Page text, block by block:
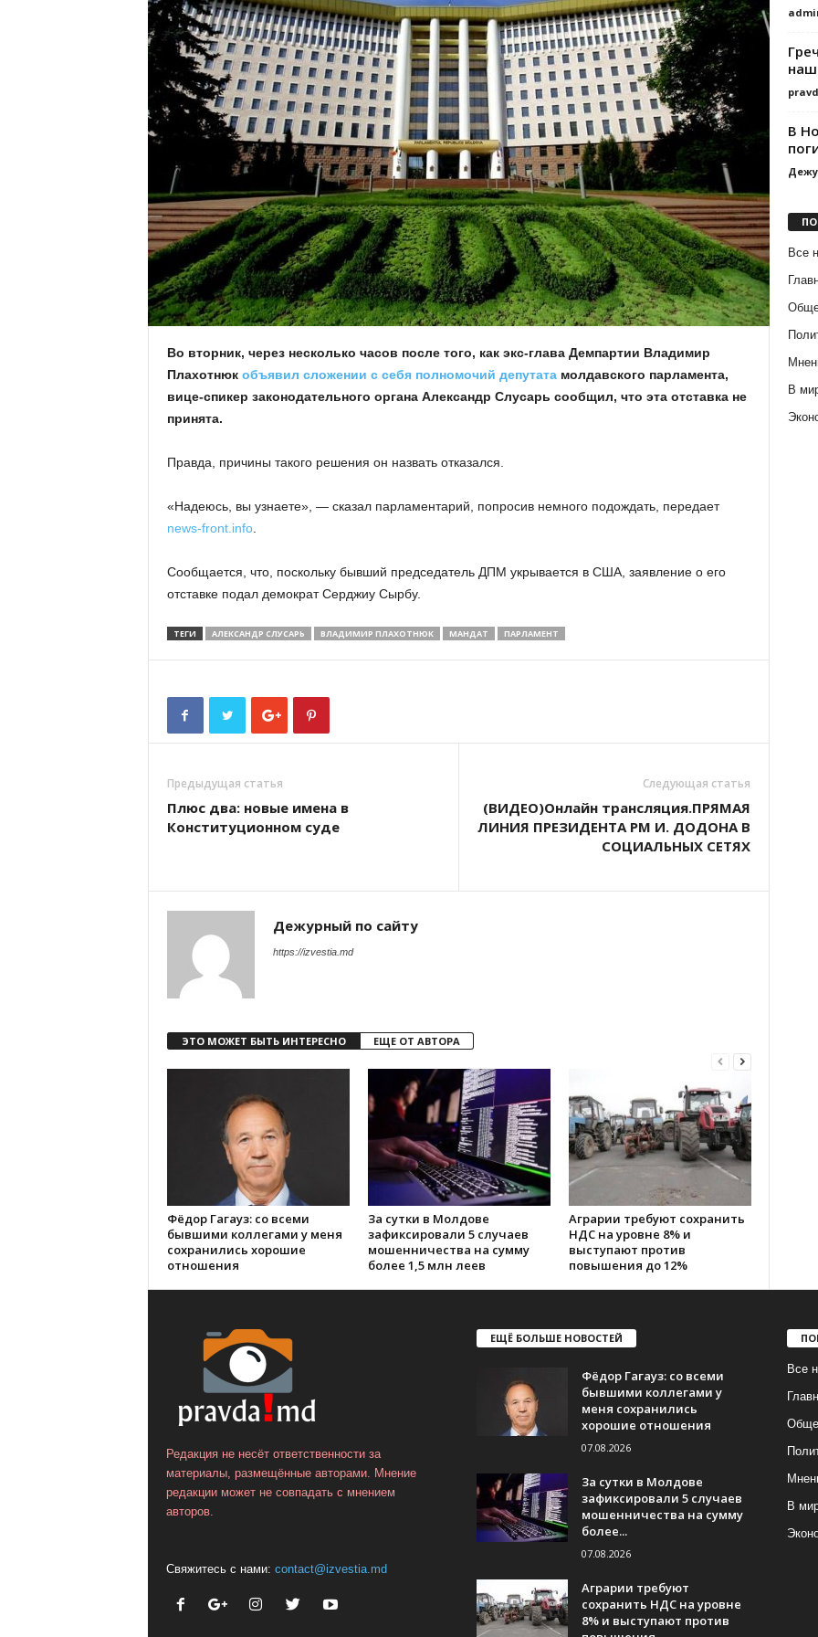
Во вторник, через несколько часов после того, как экс-глава Демпартии Владимир
Плахотнюк объявил сложении с себя полномочий депутатамолдавского парламента,
вице-спикер законодательного органа Александр Слусарь сообщил, что эта отставка не
принята.
Правда, причины такого решения он назвать отказался.
«Надеюсь, вы узнаете», — сказал парламентарий, попросив немного подождать, передает
news-front.info.
Сообщается, что, поскольку бывший председатель ДПМ укрывается в США, заявление о его
отставке подал демократ Серджиу Сырбу.
ТЕГИ АЛЕКСАНДР СЛУСАРЬ ВЛАДИМИР ПЛАХОТНЮК МАНДАТ ПАРЛАМЕНТ
Предыдущая статья
Плюс два: новые имена в
Конституционном суде
Следующая статья
(ВИДЕО)Онлайн трансляция.ПРЯМАЯ
ЛИНИЯ ПРЕЗИДЕНТА РМ И. ДОДОНА В
СОЦИАЛЬНЫХ СЕТЯХ
Дежурный по сайту
https://izvestia.md
ЭТО МОЖЕТ БЫТЬ ИНТЕРЕСНО ЕЩЕ ОТ АВТОРА
Фёдор Гагауз: со всеми
бывшими коллегами у меня
сохранились хорошие
отношения
За сутки в Молдове
зафиксировали 5 случаев
мошенничества на сумму
более 1,5 млн леев
Аграрии требуют сохранить
НДС на уровне 8% и
выступают против
повышения до 12%
В
Все
В
Редакция не несёт ответственности за
материалы, размещённые авторами. Мнение
редакции может не совпадать с мнением
авторов.
Свяжитесь с нами: contact@izvestia.md
ЕЩЁ БОЛЬШЕ НОВОСТЕЙ
Фёдор Гагауз: со всеми
бывшими коллегами у
меня сохранились
хорошие отношения
07.08.2026
За сутки в Молдове
зафиксировали 5 случаев
мошенничества на сумму
более...
07.08.2026
Аграрии требуют
сохранить НДС на уровне
8% и выступают против
Все
В